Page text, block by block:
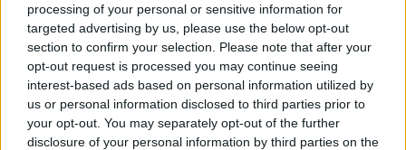
processing of your personal or sensitive information for
targeted advertising by us, please use the below opt-out
section to confirm your selection. Please note that after your
opt-out request is processed you may continue seeing
interest-based ads based on personal information utilized by
us or personal information disclosed to third parties prior to
your opt-out. You may separately opt-out of the further
disclosure of your personal information by third parties on the
varese
Leggi l'articolo:
Banca Widiba e Varese Design Week: un’occasione di
incontro per Varese